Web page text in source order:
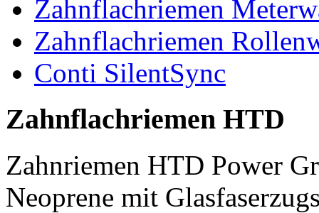
Zahnflachriemen
Zahnflachriemen
Conti SilentSync
Zahnflachriemen HTD
Zahnriemen HTD Power
Neoprene mit